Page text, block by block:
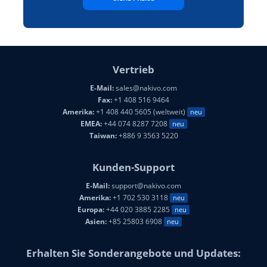
Vertrieb
E-Mail:sales@nakivo.com
Fax:+1 408 516 9464
Amerika:+1 408 440 5605 (weltweit) neu
EMEA:+44 074 8287 7208 neu
Taiwan:+886 9 3563 5220
Kunden-Support
E-Mail:support@nakivo.com
Amerika:+1 702 530 3118 neu
Europa:+44 020 3885 2285 neu
Asien:+85 25803 6908 neu
Erhalten Sie Sonderangebote und Updates: